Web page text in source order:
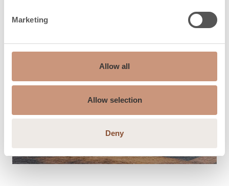
Marketing
Allow all
Allow selection
Deny